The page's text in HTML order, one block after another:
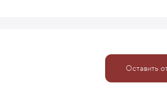
Оставить